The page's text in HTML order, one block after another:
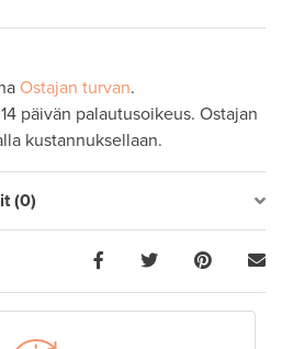
Ostajan turvan.
päivän palautusoikeus. Ostajan
kustannuksellaan.
(0)